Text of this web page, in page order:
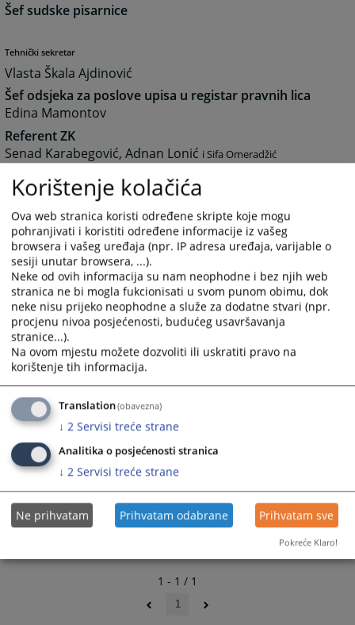
Šef sudske pisarnice
Tehnički sekretar
Vlasta Škala Ajdinović
Šef odsjeka za poslove upisa u registar pravnih lica
Edina Mamontov
Referent ZK
Senad Karabegović, Adnan Lonić i Sifa Omeradžić
Svakog od gore navedenih şlužbenika i namještenika
možete kontaktirati putem E-maila tako da kucate
ime.prezime@pravosudje.ba.
4860 PREGLEDA
1 - 1 / 1
1
Korištenje kolačića
Ova web stranica koristi određene skripte koje mogu
pohranjivati i koristiti određene informacije iz vašeg
browsera i vašeg uređaja (npr. IP adresa uređaja, varijable o
sesiji unutar browsera, ...).
Neke od ovih informacija su nam neophodne i bez njih web
stranica ne bi mogla fukcionisati u svom punom obimu, dok
neke nisu prijeko neophodne a služe za dodatne stvari (npr.
procjenu nivoa posjećenosti, budućeg usavršavanja
stranice...).
Na ovom mjestu možete dozvoliti ili uskratiti pravo na
korištenje tih informacija.
Translation(obavezna)
↓ 2 Servisi treće strane
Analitika o posjećenosti stranica
↓ 2 Servisi treće strane
Ne prihvatam Prihvatam odabrane Prihvatam sve
Pokreće Klaro!